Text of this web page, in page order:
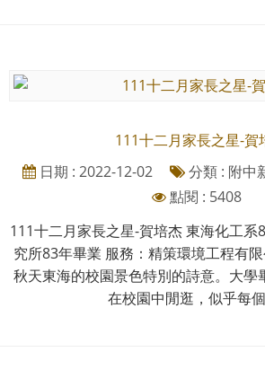
111十二月家長之星-賀
日期 : 2022-12-02
分類 : 附中
點閱 : 5408
111十二月家長之星-賀培杰 東海化工系
究所83年畢業 服務：精策環境工程有
秋天東海的校園景色特別的詩意。大學
在校園中閒逛，似乎每